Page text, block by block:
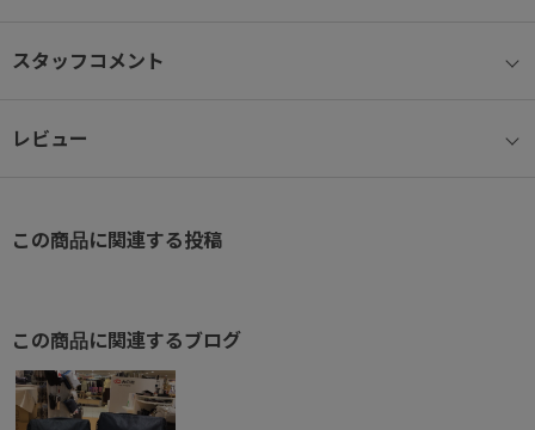
● 内装はファスナー式収納スペースとメッシュポケット付き中仕切
● 不意な走行を防ぐキャスターストッパー付き
いますのであらかじめご了承下さい。詳しくは
す。
スタッフコメント
レビュー
この商品に関連する投稿
この商品に関連するブログ